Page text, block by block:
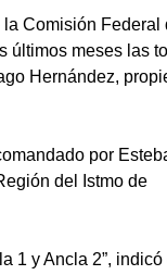
la Comisión Federal
últimos meses las
Hernández,
por
del Istmo de
1 y Ancla 2”, indicó